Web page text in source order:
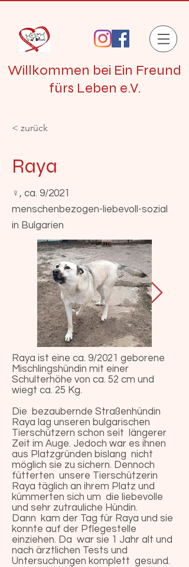
Willkommen bei Ein Freund
fürs Leben e.V.
< zurück
Raya
♀, ca. 9/2021
menschenbezogen-liebevoll-sozial
in Bulgarien
Raya ist eine ca. 9/2021 geborene
Mischlingshündin mit einer
Schulterhöhe von ca. 52 cm und
wiegt ca. 25 Kg.
Die bezaubernde Straßenhündin
Raya lag unseren bulgarischen
Tierschützern schon seit längerer
Zeit im Auge. Jedoch war es ihnen
aus Platzgründen bislang nicht
möglich sie zu sichern. Dennoch
fütterten unsere Tierschützerin
Raya täglich an ihrem Platz und
kümmerten sich um die liebevolle
und sehr zutrauliche Hündin.
Dann kam der Tag für Raya und sie
konnte auf der Pflegestelle
einziehen. Da war sie 1 Jahr alt und
nach ärztlichen Tests und
Untersuchungen komplett gesund.